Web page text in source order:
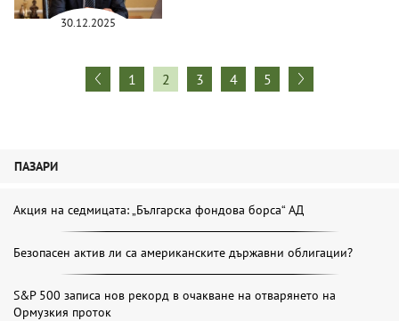
30.12.2025
1 2 3 4 5
ПАЗАРИ
Акция на седмицата: „Българска фондова борса“ АД
Безопасен актив ли са американските държавни облигации?
S&P 500 записа нов рекорд в очакване на отварянето на
Ормузкия проток